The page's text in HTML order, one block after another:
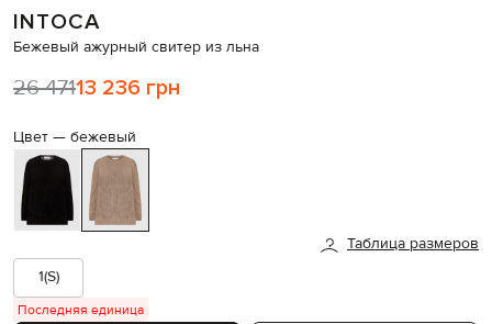
Похожие товары
INTOCA
Бежевый ажурный свитер из льна
26 47113 236 грн
Цвет — бежевый
Таблица размеров
1(S)
Последняя единица